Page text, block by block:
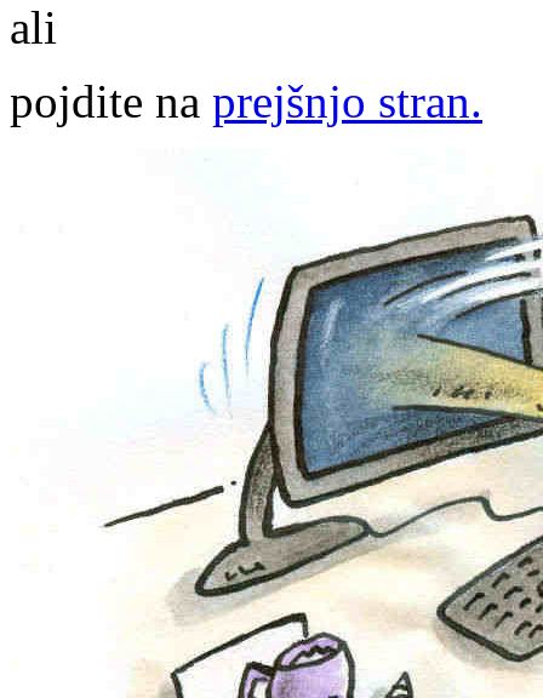
ali
pojdite na prejšnjo stran.